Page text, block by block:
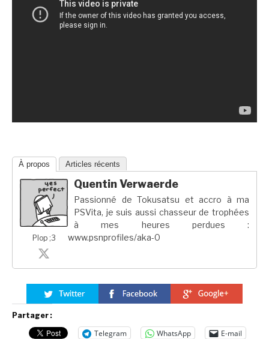
À propos Articles récents
Plop ;3
Quentin Verwaerde
Passionné de Tokusatsu et accro à ma
PSVita, je suis aussi chasseur de trophées
à mes heures perdues :
www.psnprofiles/aka-0
Partager :
Telegram WhatsApp E-mail